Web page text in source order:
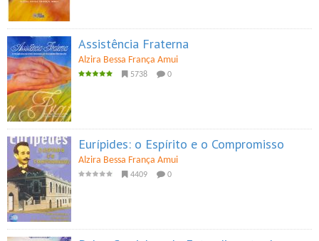
Assistência Fraterna
Alzira Bessa França Amui
5738 0
Eurípides: o Espírito e o Compromisso
Alzira Bessa França Amui
4409 0